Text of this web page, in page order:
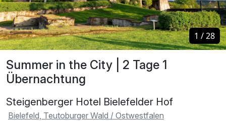
Summer in the City | 2 Tage 1
Übernachtung
Steigenberger Hotel Bielefelder Hof
Bielefeld, Teutoburger Wald / Ostwestfalen
1 /28
1 /28